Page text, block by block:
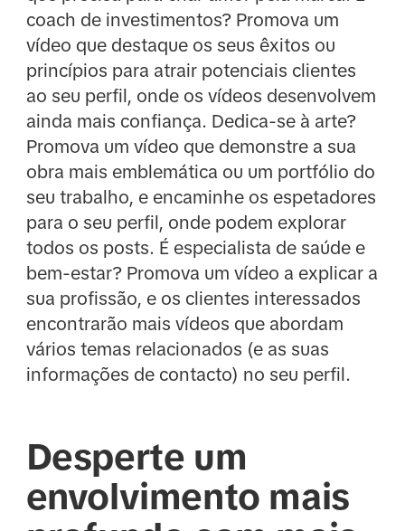
coach de investimentos? Promova um
vídeo que destaque os seus êxitos ou
princípios para atrair potenciais clientes
ao seu perfil, onde os vídeos desenvolvem
ainda mais confiança. Dedica-se à arte?
Promova um vídeo que demonstre a sua
obra mais emblemática ou um portfólio do
seu trabalho, e encaminhe os espetadores
para o seu perfil, onde podem explorar
todos os posts. É especialista de saúde e
bem-estar? Promova um vídeo a explicar a
sua profissão, e os clientes interessados
encontrarão mais vídeos que abordam
vários temas relacionados (e as suas
informações de contacto) no seu perfil.
Desperte um
envolvimento mais